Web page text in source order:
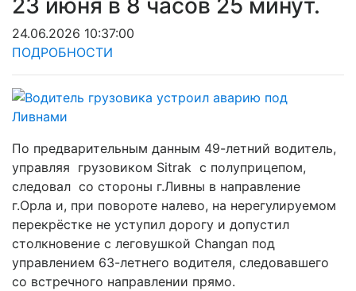
23 июня в 8 часов 25 минут.
24.06.2026 10:37:00
ПОДРОБНОСТИ
По предварительным данным 49-летний водитель,
управляя грузовиком Sitrak с полуприцепом,
следовал со стороны г.Ливны в направление
г.Орла и, при повороте налево, на нерегулируемом
перекрёстке не уступил дорогу и допустил
столкновение с леговушкой Changan под
управлением 63-летнего водителя, следовавшего
со встречного направлении прямо.